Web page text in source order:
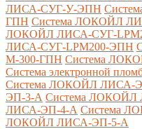
ЛИСА-СУГ-У-ЭПН
ГПН Система ЛОКОЙЛ
ЛОКОЙЛ ЛИСА-СУГ-
ЛИСА-СУГ-LPM200-ЭПН
М-300-ГПН Система
Система электронной
Система ЛОКОЙЛ ЛИСА-
ЭП-3-А Система
ЛИСА-ЭП-4-А Система
ЛОКОЙЛ ЛИСА-ЭП-5-А